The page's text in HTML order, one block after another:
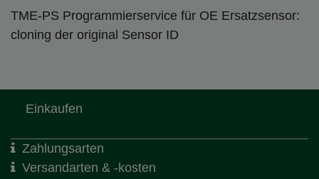
TME-PS Programmierservice für OE Ersatzsensor:
cloning der original Sensor ID
Einkaufen
Zahlungsarten
Versandarten & -kosten